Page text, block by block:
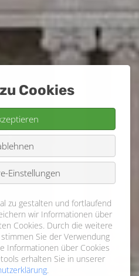
Cookies
Einstellungen
zu gestalten und fortlaufend
wir Informationen über
Cookies. Durch die weitere
Sie der Verwendung
Informationen über Cookies
erhalten Sie in unserer
.